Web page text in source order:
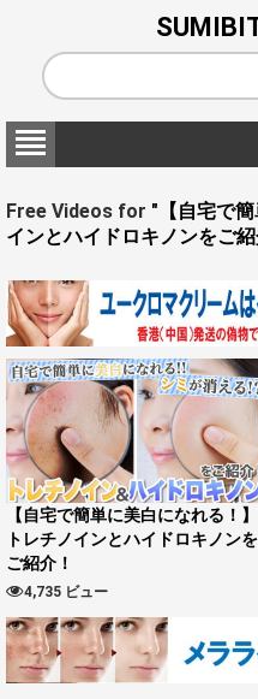
Free Videos for "【自宅で
インとハイドロキノンをご
【自宅で簡単に美白になれる！】
トレチノインとハイドロキノンを
ご紹介！
4,735 ビュー